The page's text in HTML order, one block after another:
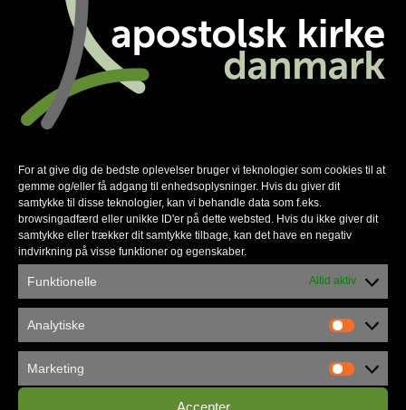
For at give dig de bedste oplevelser bruger vi teknologier som cookies til at
gemme og/eller få adgang til enhedsoplysninger. Hvis du giver dit
samtykke til disse teknologier, kan vi behandle data som f.eks.
browsingadfærd eller unikke ID'er på dette websted. Hvis du ikke giver dit
samtykke eller trækker dit samtykke tilbage, kan det have en negativ
indvirkning på visse funktioner og egenskaber.
Funktionelle Altid aktiv
Analytiske
Marketing
Accepter
Københavns Frikirke flytter ind i
Vandværket